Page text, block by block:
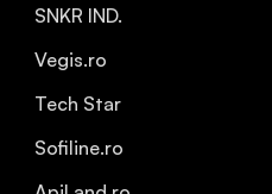
SNKR IND.
Vegis.ro
Tech Star
Sofiline.ro